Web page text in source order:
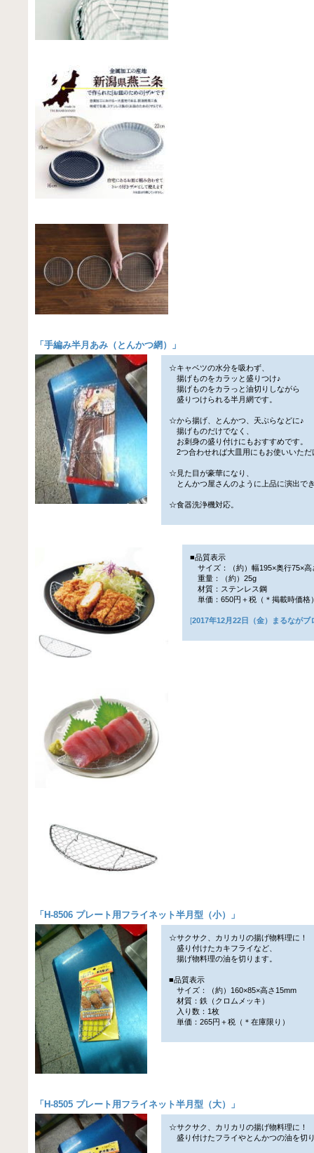
「 手編み半月あみ（とんかつ網） 」
☆キャベツの水分を吸わず、
揚げものをカラッと盛りつけ♪
揚げものをカラっと油切りしながら
盛りつけられる半月網です。
☆から揚げ、とんかつ、天ぷらなどに♪
揚げものだけでなく、
お刺身の盛り付けにもおすすめです。
2つ合わせれば大皿用にもお使いいただ
☆見た目が豪華になり、
とんかつ屋さんのように上品に演出で
☆食器洗浄機対応。
■品質表示
サイズ：（約）幅195×奥行75×高
重量：（約）25g
材質：ステンレス鋼
単価：650円＋税（＊掲載時価格
[2017年12月22日（金）まるながブ
「 H-8506 プレート用フライネット半月型（小） 」
☆サクサク、カリカリの揚げ物料理に！
盛り付けたカキフライなど、
揚げ物料理の油を切ります。
■品質表示
サイズ：（約）160×85×高さ15mm
材質：鉄（クロムメッキ）
入り数：1枚
単価：265円＋税（＊在庫限り）
「 H-8505 プレート用フライネット半月型（大） 」
☆サクサク、カリカリの揚げ物料理に！
盛り付けたフライやとんかつの油を切